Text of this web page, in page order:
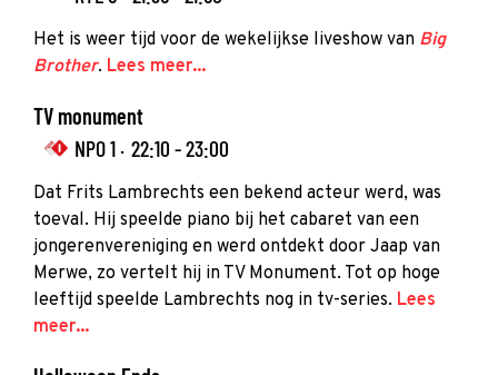
Het is weer tijd voor de wekelijkse liveshow van Big
Brother. Lees meer...
TV monument
NPO 1 · 22:10 - 23:00
Dat Frits Lambrechts een bekend acteur werd, was
toeval. Hij speelde piano bij het cabaret van een
jongerenvereniging en werd ontdekt door Jaap van
Merwe, zo vertelt hij in TV Monument. Tot op hoge
leeftijd speelde Lambrechts nog in tv-series. Lees
meer...